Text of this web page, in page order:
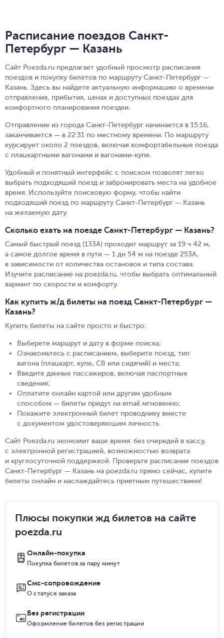
Расписание поездов Санкт-
Петербург — Казань
Сайт Poezda.ru предлагает удобный просмотр расписания
поездов и покупку билетов по маршруту Санкт-Петербург —
Казань. Здесь вы найдете актуальную информацию о времени
отправления, прибытия, ценах и доступных поездах для
комфортного планирования поездки.
Отправление из города Санкт-Петербург начинается в 15:16,
заканчивается — в 22:31 по местному времени. По маршруту
курсирует около 2 поездов, включая комфортабельные поезда
с плацкартными вагонами и вагонами-купе.
Удобный и понятный интерфейс с поиском позволят легко
выбрать подходящий поезд и забронировать места на удобное
время. Используйте поисковую форму, чтобы найти
подходящий поезд по маршруту Санкт-Петербург — Казань
на желаемую дату.
Сколько ехать на поезде Санкт-Петербург — Казань?
Самый быстрый поезд (133А) проходит маршрут за 19 ч 42 м,
а самое долгое время в пути — 1 дн 54 м на поезде 253А,
в зависимости от количества остановок и типа состава.
Изучите расписание на poezda.ru, чтобы выбрать оптимальный
вариант по скорости и комфорту.
Как купить ж/д билеты на поезд Санкт-Петербург —
Казань?
Купить билеты на сайте просто и быстро:
Выберете маршрут и дату в форме поиска;
Ознакомьтесь с расписанием, выберите поезд, тип
вагона (плацкарт, купе, СВ или сидячий) и места;
Введите данные пассажиров, включая паспортные
сведения;
Оплатите онлайн картой или другим удобным
способом — билеты придут на email мгновенно;
Покажите электронный билет проводнику вместе
с документом удостоверяющим личность.
Сайт Poezda.ru экономит ваше время: без очередей в кассу,
с электронной регистрацией, возможностью возврата
и круглосуточной поддержкой. Проверьте расписание поездов
Санкт-Петербург — Казань на poezda.ru прямо сейчас, купите
билеты онлайн и наслаждайтесь приятным путешествием!
Плюсы покупки жд билетов на сайте
poezda.ru
Онлайн-покупка
Покупка билетов за пару минут
Смс-сопровождение
О статусе заказа
Без регистрации
Оформление билетов без регистрации